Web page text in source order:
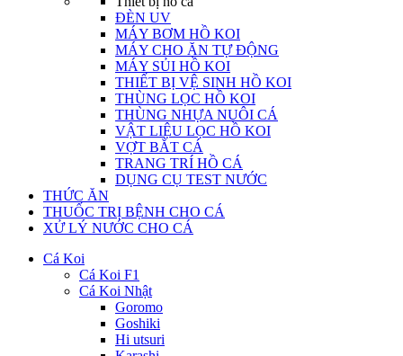
ĐÈN UV
MÁY BƠM HỒ KOI
MÁY CHO ĂN TỰ ĐỘNG
MÁY SỦI HỒ KOI
THIẾT BỊ VỆ SINH HỒ KOI
THÙNG LỌC HỒ KOI
THÙNG NHỰA NUÔI CÁ
VẬT LIỆU LỌC HỒ KOI
VỢT BẮT CÁ
TRANG TRÍ HỒ CÁ
DỤNG CỤ TEST NƯỚC
THỨC ĂN
THUỐC TRỊ BỆNH CHO CÁ
XỬ LÝ NƯỚC CHO CÁ
Cá Koi
Cá Koi F1
Cá Koi Nhật
Goromo
Goshiki
Hi utsuri